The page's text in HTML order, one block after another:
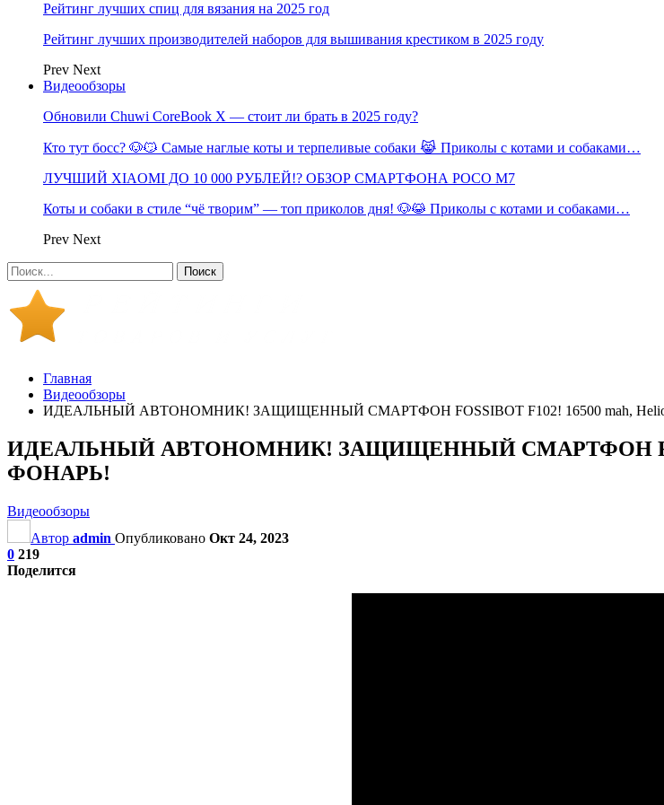
Рейтинг лучших спиц для вязания на 2025 год
Рейтинг лучших производителей наборов для вышивания крестиком в 2025 году
Prev Next
Видеообзоры
Обновили Chuwi CoreBook X — стоит ли брать в 2025 году?
Кто тут босс? 🐶😼 Самые наглые коты и терпеливые собаки 😹 Приколы с котами и собаками…
ЛУЧШИЙ XIAOMI ДО 10 000 РУБЛЕЙ!? ОБЗОР СМАРТФОНА POCO M7
Коты и собаки в стиле “чё творим” — топ приколов дня! 🐶😹 Приколы с котами и собаками…
Prev Next
Главная
Видеообзоры
ИДЕАЛЬНЫЙ АВТОНОМНИК! ЗАЩИЩЕННЫЙ СМАРТФОН FOSSIBOT F102! 16500 mah,
ИДЕАЛЬНЫЙ АВТОНОМНИК! ЗАЩИЩЕННЫЙ СМАРТФОН
ФОНАРЬ!
Видеообзоры
Автор admin Опубликовано Окт 24, 2023
0 219
Поделится